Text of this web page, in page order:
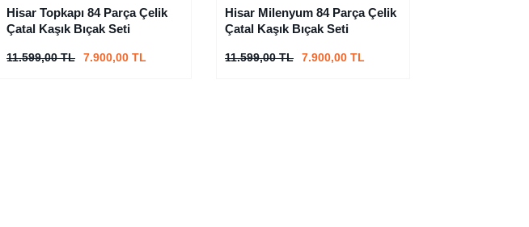
Hisar Topkapı 84 Parça Çelik
Çatal Kaşık Bıçak Seti
11.599,00 TL 7.900,00 TL
Hisar Milenyum 84 Parça Çelik
Çatal Kaşık Bıçak Seti
11.599,00 TL 7.900,00 TL